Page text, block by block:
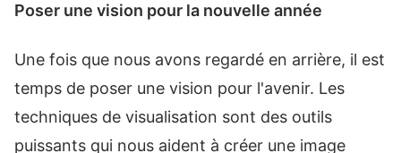
Poser une vision pour la nouvelle année
Une fois que nous avons regardé en arrière, il est
temps de poser une vision pour l'avenir. Les
techniques de visualisation sont des outils
puissants qui nous aident à créer une image